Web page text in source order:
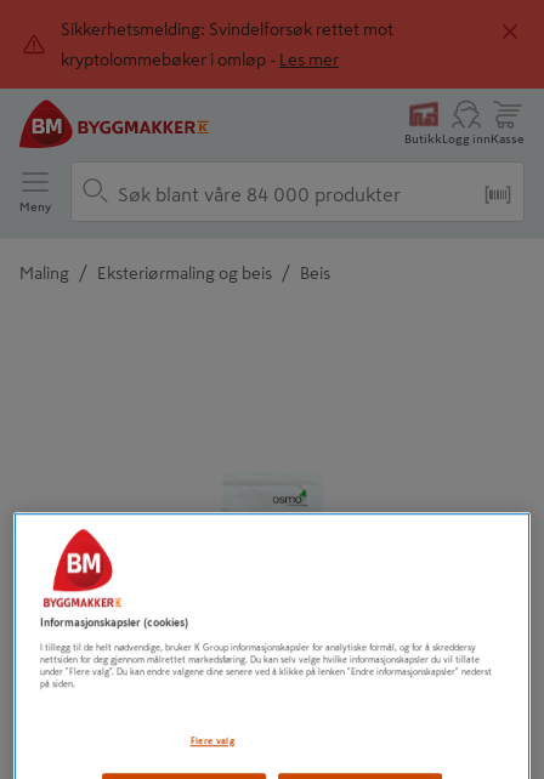
Sikkerhetsmelding: Svindelforsøk rettet mot
kryptolommebøker i omløp -
Les mer
ButikkLogg innKasse
Meny
Maling / Eksteriørmaling og beis / Beis
Informasjonskapsler (cookies)
I tillegg til de helt nødvendige, bruker K Group informasjonskapsler for analytiske formål, og for å skreddersy
nettsiden for deg gjennom målrettet markedsføring. Du kan selv velge hvilke informasjonskapsler du vil tillate
under "Flere valg". Du kan endre valgene dine senere ved å klikke på lenken "Endre informasjonskapsler" nederst
på siden.
Flere valg